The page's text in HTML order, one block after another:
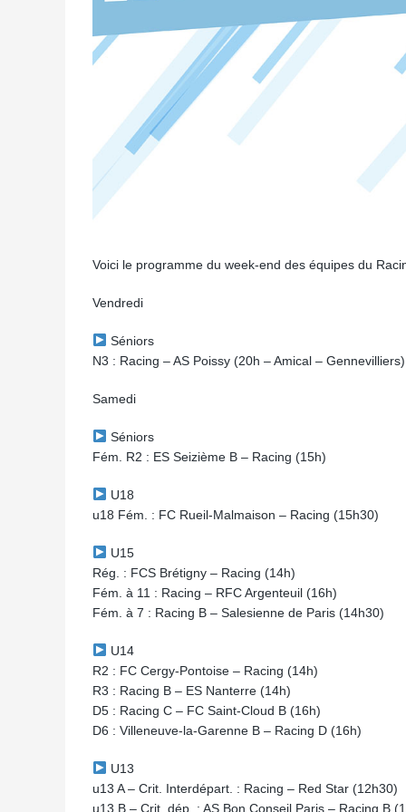
Voici le programme du week-end des équipes du
Vendredi
Séniors
N3 : Racing – AS Poissy (20h – Amical – Gennevilliers)
Samedi
Séniors
Fém. R2 : ES Seizième B – Racing (15h)
U18
u18 Fém. : FC Rueil-Malmaison – Racing (15h30)
U15
Rég. : FCS Brétigny – Racing (14h)
Fém. à 11 : Racing – RFC Argenteuil (16h)
Fém. à 7 : Racing B – Salesienne de Paris (14h30)
U14
R2 : FC Cergy-Pontoise – Racing (14h)
R3 : Racing B – ES Nanterre (14h)
D5 : Racing C – FC Saint-Cloud B (16h)
D6 : Villeneuve-la-Garenne B – Racing D (16h)
U13
u13 A – Crit. Interdépart. : Racing – Red Star (12h30)
u13 B – Crit. dép. : AS Bon Conseil Paris – Racing B